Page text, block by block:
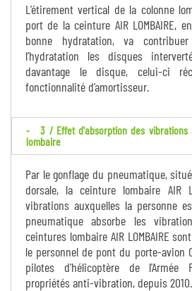
L’étirement vertical de la colonne
port de la ceinture AIR LOMBAIRE,
bonne hydratation, va
l’hydratation les disques
davantage le disque, celui-ci
fonctionnalité d’amortisseur.
3 / Effet d'absorption des
lombaire
Par le gonflage du pneumatique,
dorsale, la ceinture lombaire AIR
vibrations auxquelles la personne
pneumatique absorbe les
ceintures lombaire AIR LOMBAIRE
le personnel de pont du porte-avion
pilotes d'hélicoptère de l'Armée
propriétés anti-vibration, depuis 2010.